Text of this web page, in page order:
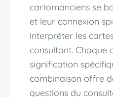
cartomanciens se
et leur connexion
interpréter les
consultant. Chaque
signification
combinaison offre
questions du